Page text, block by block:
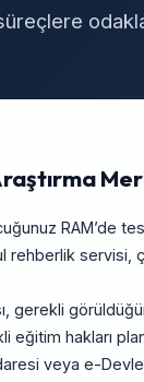
RAM’de
rehberlik servisi,
gerekli
hakları
veya e-